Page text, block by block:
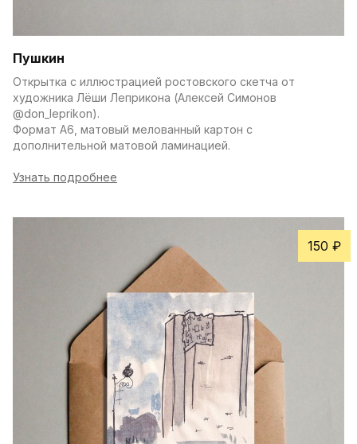
Пушкин
Открытка с иллюстрацией ростовского скетча от
художника Лёши Леприкона (Алексей Симонов
@don_leprikon).
Формат А6, матовый мелованный картон с
дополнительной матовой ламинацией.
Узнать подробнее
150 ₽